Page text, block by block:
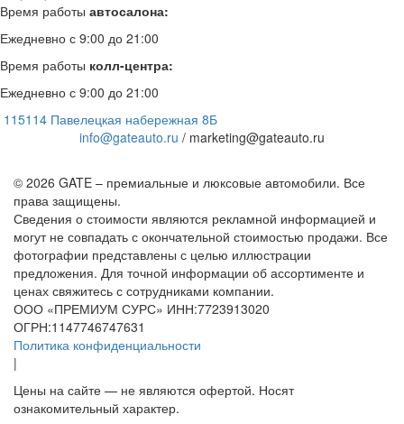
Время работы автосалона:
Ежедневно с 9:00 до 21:00
Время работы колл-центра:
Ежедневно с 9:00 до 21:00
115114 Павелецкая набережная 8Б
info@gateauto.ru / marketing@gateauto.ru
© 2026 GATE – премиальные и люксовые автомобили. Все
права защищены.
Сведения о стоимости являются рекламной информацией и
могут не совпадать с окончательной стоимостью продажи. Все
фотографии представлены с целью иллюстрации
предложения. Для точной информации об ассортименте и
ценах свяжитесь с сотрудниками компании.
ООО «ПРЕМИУМ СУРС» ИНН:7723913020
ОГРН:1147746747631
Политика конфиденциальности
|
Цены на сайте — не являются офертой. Носят
ознакомительный характер.